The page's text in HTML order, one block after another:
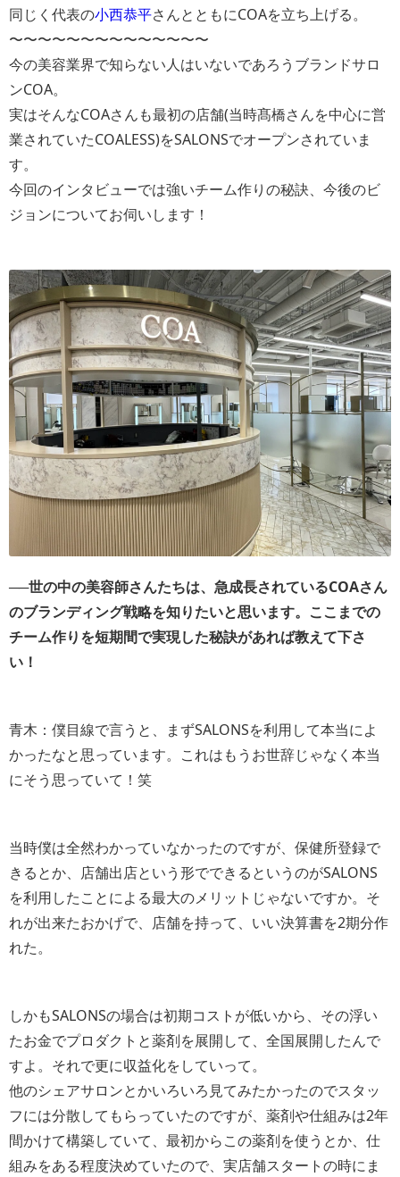
同じく代表の小西恭平さんとともにCOAを立ち上げる。
〜〜〜〜〜〜〜〜〜〜〜〜〜〜
今の美容業界で知らない人はいないであろうブランドサロ
ンCOA。
実はそんなCOAさんも最初の店舗(当時髙橋さんを中心に営
業されていたCOALESS)をSALONSでオープンされていま
す。
今回のインタビューでは強いチーム作りの秘訣、今後のビ
ジョンについてお伺いします！
──世の中の美容師さんたちは、急成長されているCOAさん
のブランディング戦略を知りたいと思います。ここまでの
チーム作りを短期間で実現した秘訣があれば教えて下さ
い！
青木：僕目線で言うと、まずSALONSを利用して本当によ
かったなと思っています。これはもうお世辞じゃなく本当
にそう思っていて！笑
当時僕は全然わかっていなかったのですが、保健所登録で
きるとか、店舗出店という形でできるというのがSALONS
を利用したことによる最大のメリットじゃないですか。そ
れが出来たおかげで、店舗を持って、いい決算書を2期分作
れた。
しかもSALONSの場合は初期コストが低いから、その浮い
たお金でプロダクトと薬剤を展開して、全国展開したんで
すよ。それで更に収益化をしていって。
他のシェアサロンとかいろいろ見てみたかったのでスタッ
フには分散してもらっていたのですが、薬剤や仕組みは2年
間かけて構築していて、最初からこの薬剤を使うとか、仕
組みをある程度決めていたので、実店舗スタートの時にま